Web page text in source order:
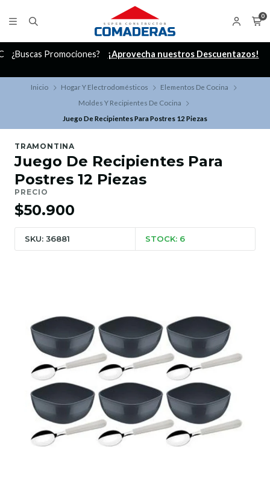
0
¿Buscas Promociones? ¡Aprovecha nuestros Descuentazos!
Inicio Hogar Y Electrodomésticos
Elementos De Cocina
Moldes Y Recipientes De Cocina
Juego De Recipientes Para Postres 12 Piezas
TRAMONTINA
Juego De Recipientes Para
Postres 12 Piezas
PRECIO
$50.900
SKU: 36881 STOCK: 6